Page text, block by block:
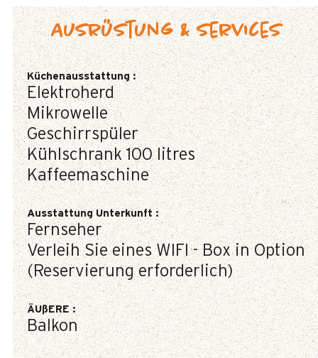
Ausrüstung & Services
Küchenausstattung :
Elektroherd
Mikrowelle
Geschirrspüler
Kühlschrank 100 litres
Kaffeemaschine
Ausstattung Unterkunft:
Fernseher
Verleih Sie eines WIFI - Box in Option
(Reservierung erforderlich)
ÄUßERE:
Balkon